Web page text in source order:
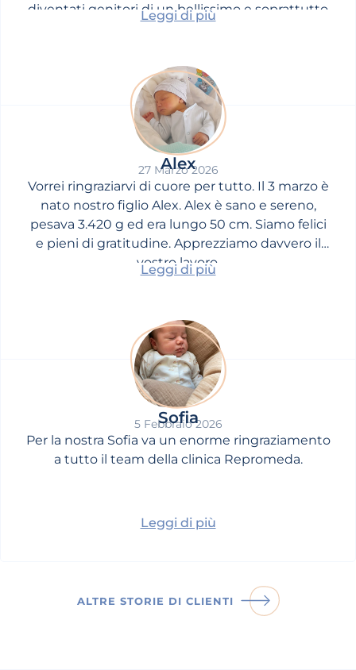
diventati genitori di un bellissimo e soprattutto
sano bambino, Lukas.
Leggi di più
Alex
27 Marzo 2026
Vorrei ringraziarvi di cuore per tutto. Il 3 marzo è
nato nostro figlio Alex. Alex è sano e sereno,
pesava 3.420 g ed era lungo 50 cm. Siamo felici
e pieni di gratitudine. Apprezziamo davvero il
vostro lavoro.
Leggi di più
Sofia
5 Febbraio 2026
Per la nostra Sofia va un enorme ringraziamento
a tutto il team della clinica Repromeda.
Leggi di più
ALTRE STORIE DI CLIENTI